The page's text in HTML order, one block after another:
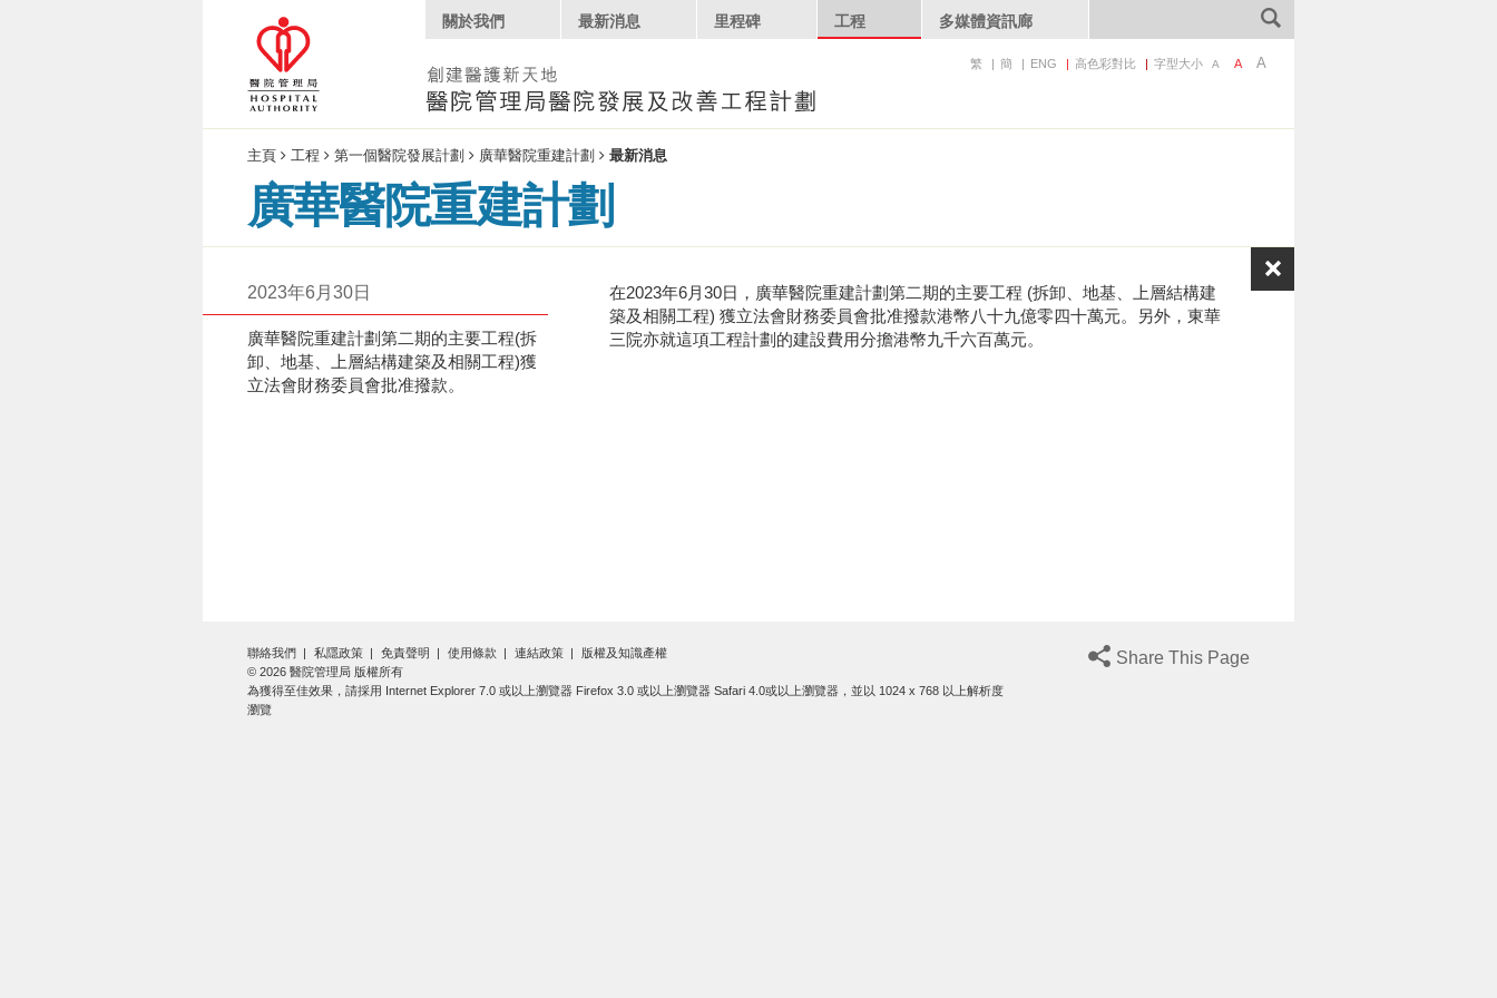
關於我們 最新消息 里程碑 工程 多媒體資訊廊
繁 簡 ENG 高色彩對比 字型大小 A A A
主頁 工程 第一個醫院發展計劃 廣華醫院重建計劃 最新消息
廣華醫院重建計劃
項目摘要
最新消息
里程碑
2023年6月30日
廣華醫院重建計劃第二期的主要工程(拆
卸、地基、上層結構建築及相關工程)獲
立法會財務委員會批准撥款。
在2023年6月30日，廣華醫院重建計劃第二期的主要工程 (拆卸、地基、上層結構建
築及相關工程) 獲立法會財務委員會批准撥款港幣八十九億零四十萬元。另外，東華
三院亦就這項工程計劃的建設費用分擔港幣九千六百萬元。
聯絡我們 私隱政策 免責聲明 使用條款 連結政策
版權及知識產權
© 2026 醫院管理局 版權所有
為獲得至佳效果，請採用 Internet Explorer 7.0 或以上瀏覽器 Firefox 3.0 或以上瀏覽器 Safari 4.0或以上瀏覽器，並以 1024 x 768 以上解析度
瀏覽
Share This Page